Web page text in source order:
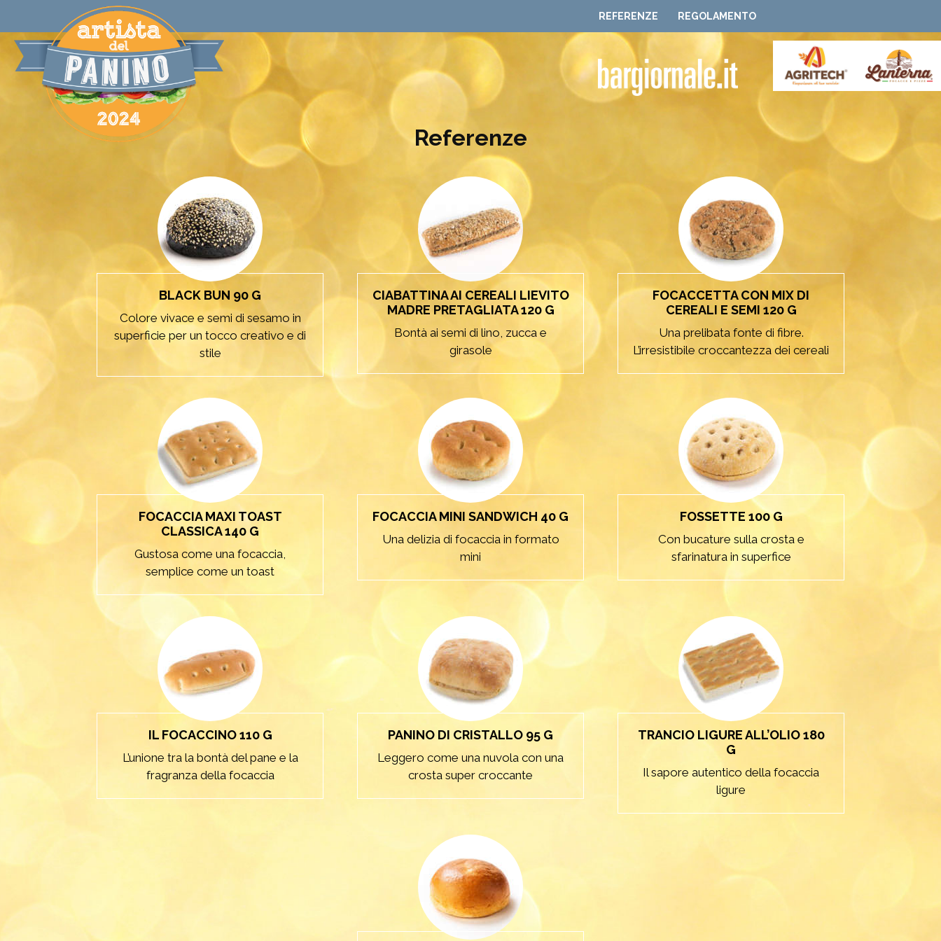
Bargiornale
iniziative
REFERENZE REGOLAMENTO
Referenze
BLACK BUN 90 G
Colore vivace e semi di sesamo in
superficie per un tocco creativo e di
stile
CIABATTINA AI CEREALI LIEVITO
MADRE PRETAGLIATA 120 G
Bontà ai semi di lino, zucca e
girasole
FOCACCETTA CON MIX DI
CEREALI E SEMI 120 G
Una prelibata fonte di fibre.
L’irresistibile croccantezza dei cereali
FOCACCIA MAXI TOAST
CLASSICA 140 G
Gustosa come una focaccia,
semplice come un toast
FOCACCIA MINI SANDWICH 40 G
Una delizia di focaccia in formato
mini
FOSSETTE 100 G
Con bucature sulla crosta e
sfarinatura in superfice
IL FOCACCINO 110 G
L’unione tra la bontà del pane e la
fragranza della focaccia
PANINO DI CRISTALLO 95 G
Leggero come una nuvola con una
crosta super croccante
TRANCIO LIGURE ALL’OLIO 180
G
Il sapore autentico della focaccia
ligure